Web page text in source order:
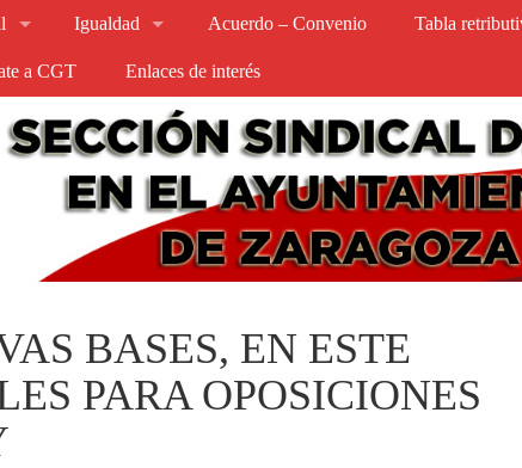
Igualdad Acuerdo – Convenio Tabla
a CGT Enlaces de interés
BASES, EN ESTE
PARA OPOSICIONES